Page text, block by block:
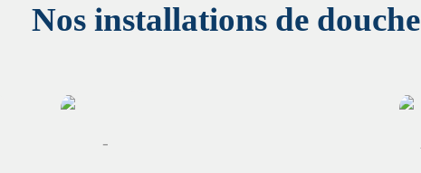
Nos installations de douche
-